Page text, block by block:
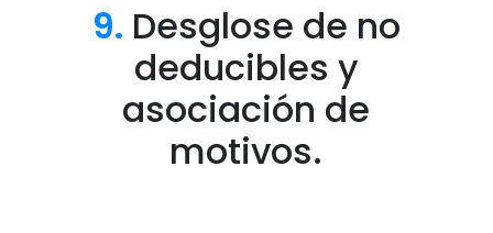
9. Desglose de no
deducibles y
asociación de
motivos.